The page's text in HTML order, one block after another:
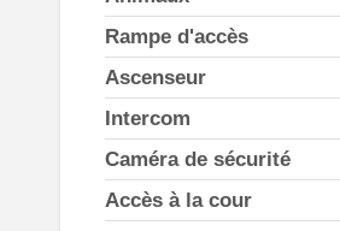
Rampe d'accès
Ascenseur
Intercom
Caméra de sécurité
Accès à la cour